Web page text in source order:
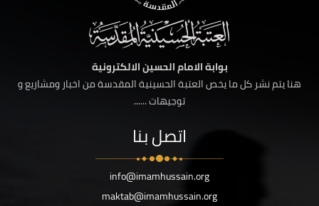
بوابة الامام الحسين الالكترونية
هنا يتم نشر كل ما يخص العتبة الحسينية المقدسة من اخبار ومشاريع و
توجيهات ......
اتصل بنا
info@imamhussain.org
maktab@imamhussain.org